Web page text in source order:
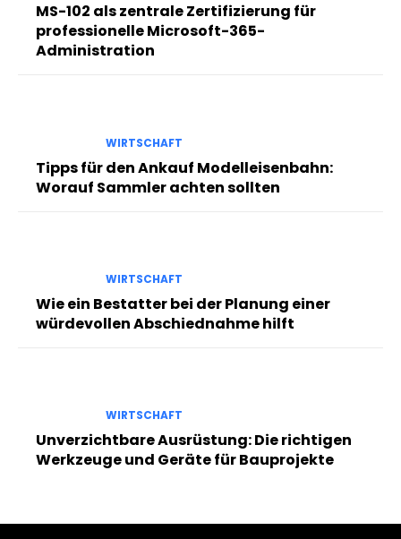
MS-102 als zentrale Zertifizierung für
professionelle Microsoft-365-
Administration
WIRTSCHAFT
Tipps für den Ankauf Modelleisenbahn:
Worauf Sammler achten sollten
WIRTSCHAFT
Wie ein Bestatter bei der Planung einer
würdevollen Abschiednahme hilft
WIRTSCHAFT
Unverzichtbare Ausrüstung: Die richtigen
Werkzeuge und Geräte für Bauprojekte